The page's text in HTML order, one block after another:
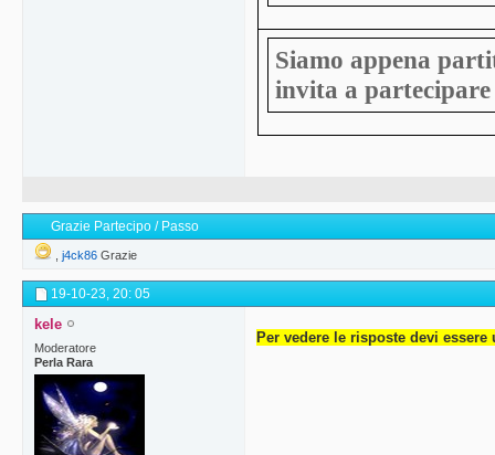
Siamo appena
invita a partecipare
Grazie Partecipo / Passo
j4ck86 Grazie
19-10-23, 20: 05
kele
Moderatore
Perla Rara
Per vedere le risposte devi